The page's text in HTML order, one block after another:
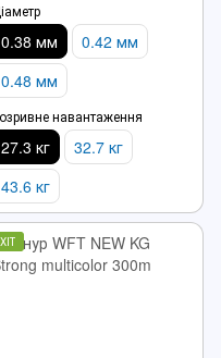
0.38 мм
0.42 мм
0.48 мм
навантаження
27.3 кг
32.7 кг
43.6 кг
ХІТ